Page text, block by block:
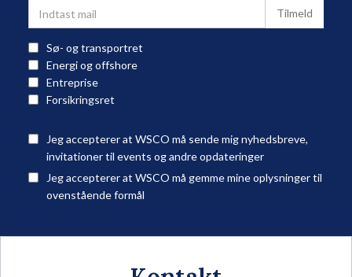
Sø- og transportret
Energi og offshore
Entreprise
Forsikringsret
Jeg accepterer at WSCO må sende mig nyhedsbreve,
invitationer til events og andre opdateringer
Jeg accepterer at WSCO må gemme mine oplysninger til
ovenstående formål